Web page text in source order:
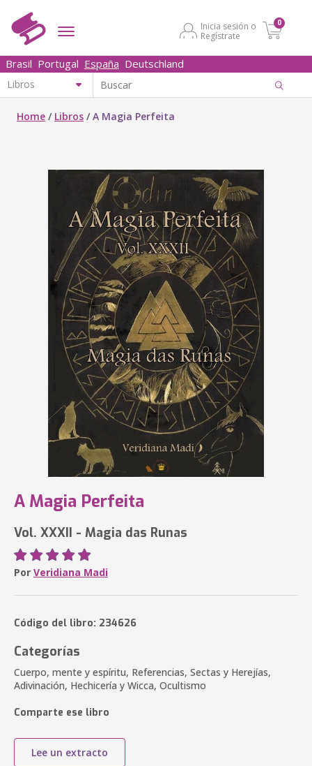
Inicia sesión o
Regístrate
0
Brasil Portugal España Deutschland
Home / Libros /A Magia Perfeita
A Magia Perfeita
Vol. XXXII - Magia das Runas
Por Veridiana Madi
Código del libro: 234626
Categorías
Cuerpo, mente y espíritu, Referencias, Sectas y Herejías,
Adivinación, Hechicería y Wicca, Ocultismo
Comparte ese libro
Lee un extracto